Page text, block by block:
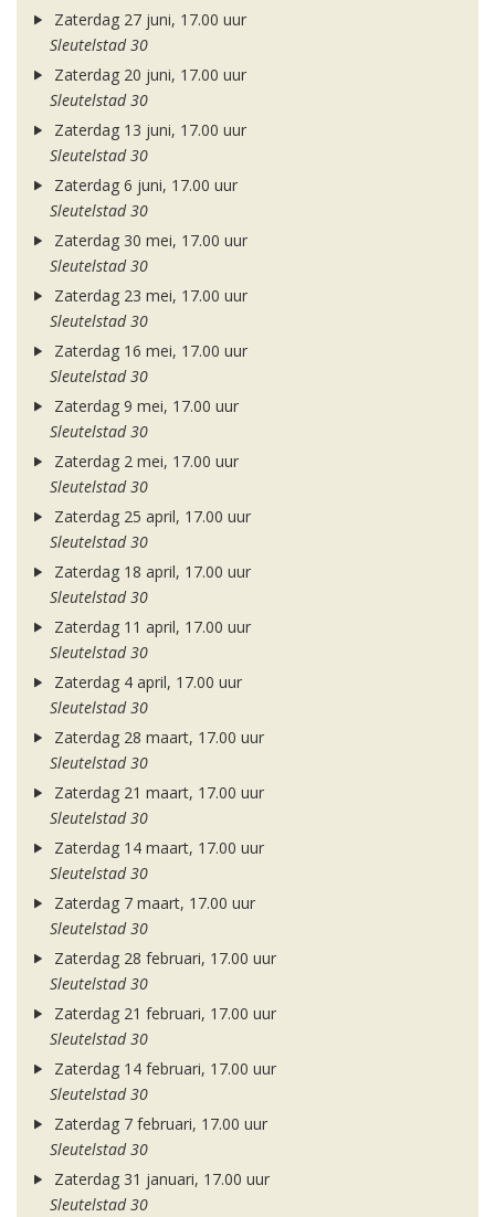
Zaterdag 27 juni, 17.00 uur
Sleutelstad 30
Zaterdag 20 juni, 17.00 uur
Sleutelstad 30
Zaterdag 13 juni, 17.00 uur
Sleutelstad 30
Zaterdag 6 juni, 17.00 uur
Sleutelstad 30
Zaterdag 30 mei, 17.00 uur
Sleutelstad 30
Zaterdag 23 mei, 17.00 uur
Sleutelstad 30
Zaterdag 16 mei, 17.00 uur
Sleutelstad 30
Zaterdag 9 mei, 17.00 uur
Sleutelstad 30
Zaterdag 2 mei, 17.00 uur
Sleutelstad 30
Zaterdag 25 april, 17.00 uur
Sleutelstad 30
Zaterdag 18 april, 17.00 uur
Sleutelstad 30
Zaterdag 11 april, 17.00 uur
Sleutelstad 30
Zaterdag 4 april, 17.00 uur
Sleutelstad 30
Zaterdag 28 maart, 17.00 uur
Sleutelstad 30
Zaterdag 21 maart, 17.00 uur
Sleutelstad 30
Zaterdag 14 maart, 17.00 uur
Sleutelstad 30
Zaterdag 7 maart, 17.00 uur
Sleutelstad 30
Zaterdag 28 februari, 17.00 uur
Sleutelstad 30
Zaterdag 21 februari, 17.00 uur
Sleutelstad 30
Zaterdag 14 februari, 17.00 uur
Sleutelstad 30
Zaterdag 7 februari, 17.00 uur
Sleutelstad 30
Zaterdag 31 januari, 17.00 uur
Sleutelstad 30